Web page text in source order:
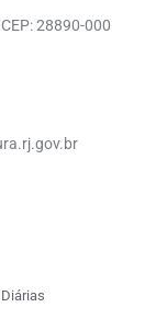
CEP: 28890-000